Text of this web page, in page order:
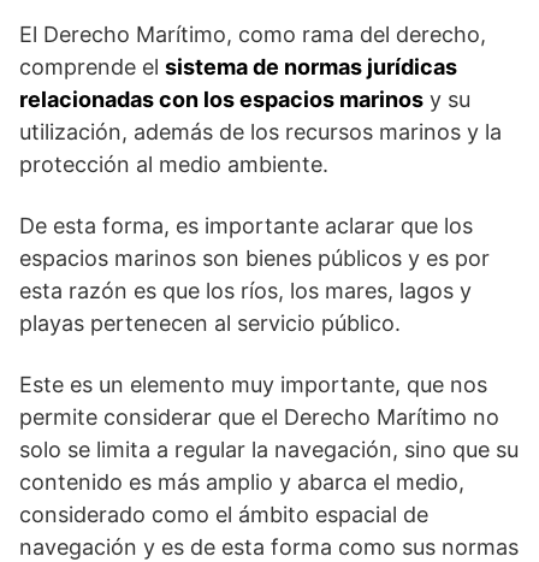
El Derecho Marítimo, como rama del derecho,
comprende el sistema de normas jurídicas
relacionadas con los espacios marinos y su
utilización, además de los recursos marinos y la
protección al medio ambiente.
De esta forma, es importante aclarar que los
espacios marinos son bienes públicos y es por
esta razón es que los ríos, los mares, lagos y
playas pertenecen al servicio público.
Este es un elemento muy importante, que nos
permite considerar que el Derecho Marítimo no
solo se limita a regular la navegación, sino que su
contenido es más amplio y abarca el medio,
considerado como el ámbito espacial de
navegación y es de esta forma como sus normas